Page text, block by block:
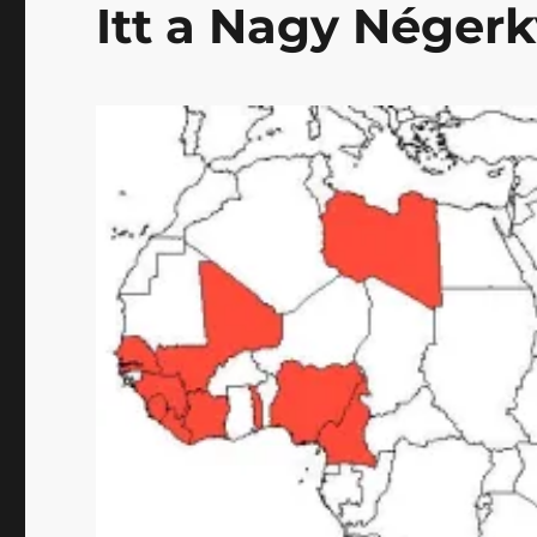
Itt a Nagy